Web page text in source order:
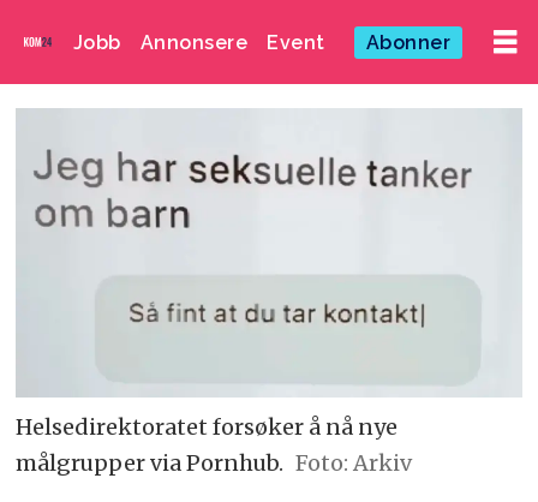
Jobb Annonsere Event Abonner
Helsedirektoratet forsøker å nå nye
målgrupper via Pornhub. Foto: Arkiv